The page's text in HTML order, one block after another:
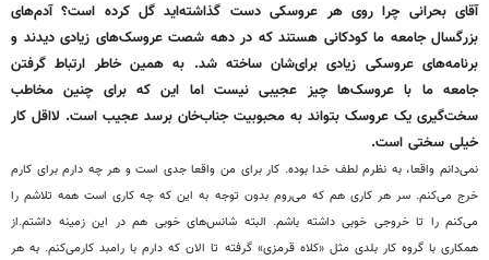
آقای بحرانی چرا روی هر عروسکی دست گذاشتهاید گل کرده است؟ آدمهای
بزرگسال جامعه ما کودکانی هستند که در دهه شصت عروسکهای زیادی دیدند و
برنامههای عروسکی زیادی برایشان ساخته شد. به همین خاطر ارتباط گرفتن
جامعه ما با عروسکها چیز عجیبی نیست اما این که برای چنین مخاطب
سختگیری یک عروسک بتواند به محبوبیت جنابخان برسد عجیب است. لااقل کار
خیلی سختی است.
نمیدانم واقعا، به نظرم لطف خدا بوده. کار برای من واقعا جدی است و هر چه دارم برای کارم
خرج میکنم. سر هر کاری هم که میروم بدون توجه به این که چه کاری است همه تلاشم را
میکنم را تا خروجی خوبی داشته باشم. البته شانسهای خوبی هم در این زمینه داشتم.از
همکاری با گروه کار بلدی مثل«کلاه قرمزی» گرفته تا الان که دارم با رامبد کارمیکنم. به هر